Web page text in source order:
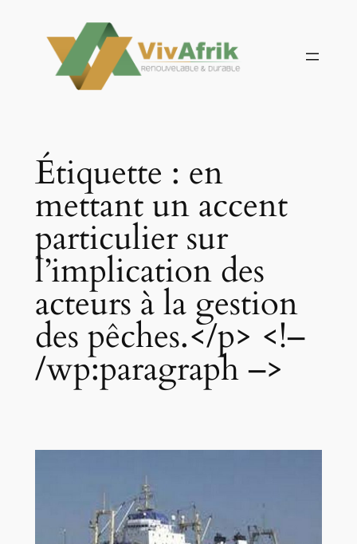
contenu
Étiquette : en
mettant un accent
particulier sur
l’implication des
acteurs à la gestion
des pêches.</p> <!–
/wp:paragraph –>